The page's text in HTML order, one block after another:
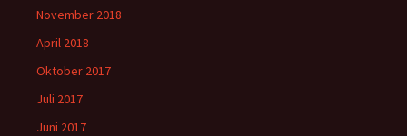
November 2018
April 2018
Oktober 2017
Juli 2017
Juni 2017